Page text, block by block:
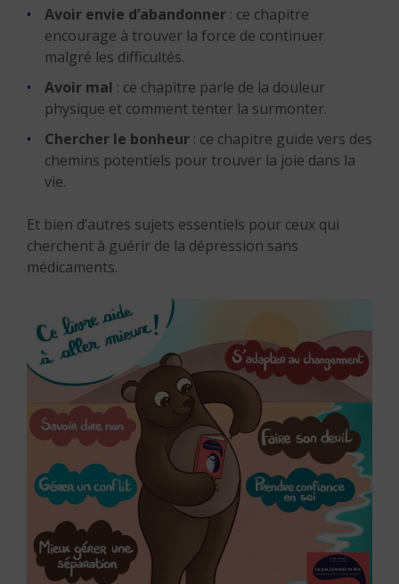
Avoir envie d’abandonner : ce chapitre
encourage à trouver la force de continuer
malgré les difficultés.
Avoir mal : ce chapitre parle de la douleur
physique et comment tenter la surmonter.
Chercher le bonheur : ce chapitre guide vers des
chemins potentiels pour trouver la joie dans la
vie.
Et bien d’autres sujets essentiels pour ceux qui
cherchent à guérir de la dépression sans
médicaments.